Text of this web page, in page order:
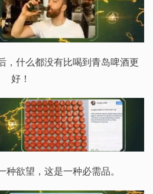
，什么都没有比喝到青岛啤酒更
好！
欲望，这是一种必需品。